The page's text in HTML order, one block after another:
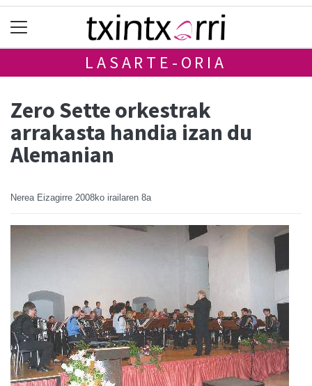
LASARTE-ORIA
Zero Sette orkestrak
arrakasta handia izan du
Alemanian
Nerea Eizagirre 2008ko irailaren 8a